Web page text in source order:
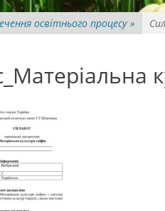
освітнього процесу »